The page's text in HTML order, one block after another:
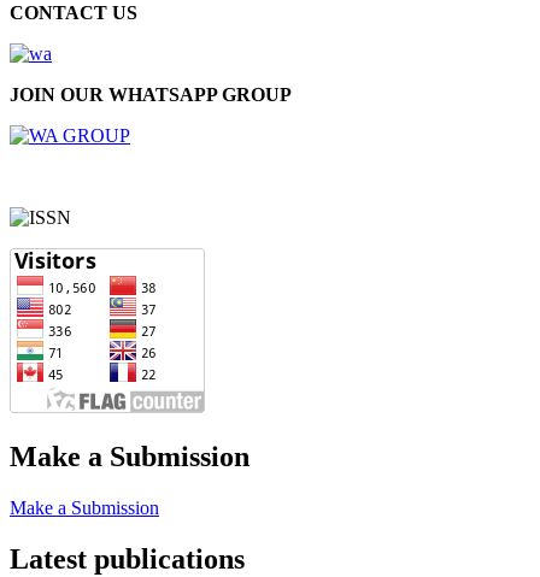
CONTACT US
JOIN OUR WHATSAPP GROUP
Make a Submission
Make a Submission
Latest publications